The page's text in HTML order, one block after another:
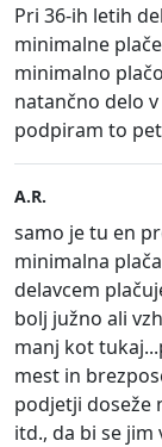
Pri 36-ih letih
minimalne
minimalno
natančno delo
podpiram to
A.R.
samo je tu en
minimalna
delavcem
bolj južno ali
manj kot
mest in
podjetji doseže
itd., da bi se jim